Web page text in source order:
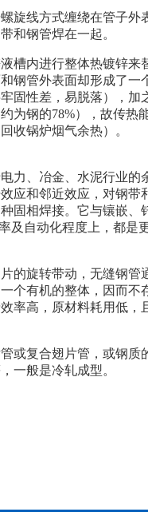
旋线方式缠绕在管子外
和钢管焊在一起。
槽内进行整体热镀锌来
钢管外表面却形成了一
固性差，易脱落），加
为钢的78%），故传热
收锅炉烟气余热）。
力、冶金、水泥行业的
应和邻近效应，对钢带
固相焊接。它与镶嵌、
及自动化程度上，都是
的旋转带动，无缝钢管
个有机的整体，因而不
率高，原材料耗用低，
或复合翅片管，或钢质
一般是冷轧成型。